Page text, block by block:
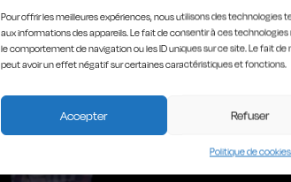
Pour offrir les meilleures expériences, nous utilisons des technologies
aux informations des appareils. Le fait de consentir à ces
le comportement de navigation ou les ID uniques sur ce site. Le fait
peut avoir un effet négatif sur certaines caractéristiques et fonctions.
Accepter Refuser
Politique de cookies